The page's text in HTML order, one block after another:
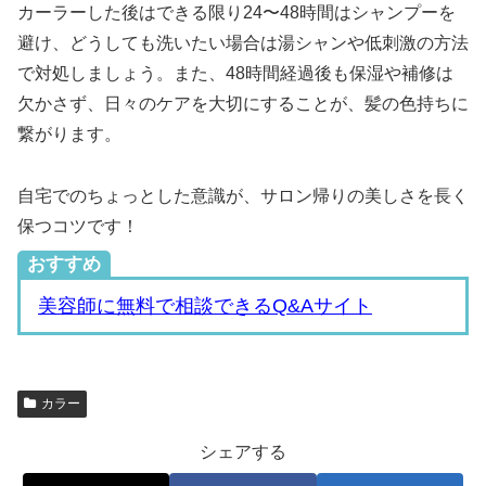
カーラーした後はできる限り24〜48時間はシャンプーを
避け、どうしても洗いたい場合は湯シャンや低刺激の方法
で対処しましょう。また、48時間経過後も保湿や補修は
欠かさず、日々のケアを大切にすることが、髪の色持ちに
繋がります。
自宅でのちょっとした意識が、サロン帰りの美しさを長く
保つコツです！
おすすめ
美容師に無料で相談できるQ&Aサイト
カラー
シェアする